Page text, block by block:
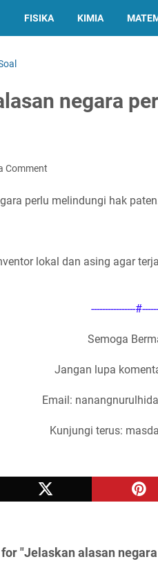
FISIKA KIMIA
negara
Comment
perlu melindungi hak
lokal dan asing agar
----------------
Semoga
Jangan lupa
Email:
Kunjungi terus:
"Jelaskan alasan